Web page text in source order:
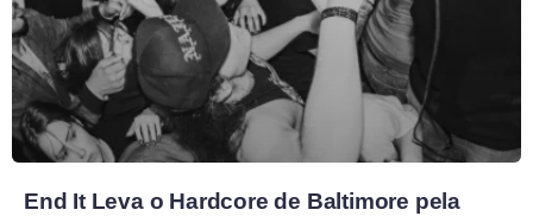
End It Leva o Hardcore de Baltimore pela